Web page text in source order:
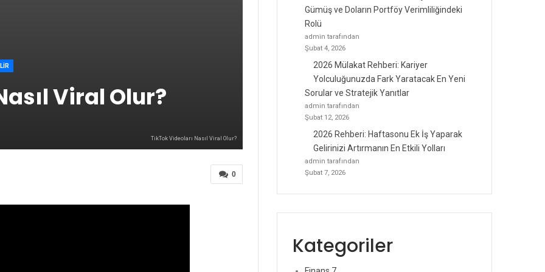
Viral Olur?
TikTok Videoları Nasıl Viral Olur?
0
Gümüş ve Doların Portföy Verimliliğindeki
Rolü
admin tarafından
Şubat 4, 2026
2026 Mülakat Rehberi: Kariyer
Yolculuğunuzda Fark Yaratacak En Yeni
Sorular ve Stratejik Yanıtlar
admin tarafından
Şubat 12, 2026
2026 Rehberi: Haftasonu Ek İş Yaparak
Gelirinizi Artırmanın En Etkili Yolları
admin tarafından
Şubat 7, 2026
Kategoriler